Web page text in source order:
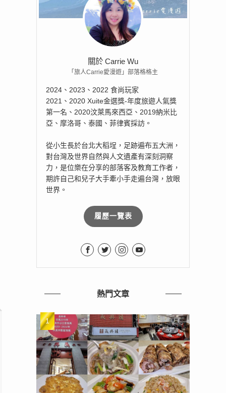
關於 Carrie Wu
「旅人Carrie愛漫遊」部落格格主
2024、2023、2022 食尚玩家
2021、2020 Xuite金選獎-年度旅遊人氣獎
第一名、2020汶萊馬來西亞、2019納米比
亞、摩洛哥、泰國、菲律賓採訪。
從小生長於台北大稻埕，足跡遍布五大洲，
對台灣及世界自然與人文遺產有深刻洞察
力，是位樂在分享的部落客及教育工作者，
期許自己和兒子大手牽小手走遍台灣，放眼
世界。
履歷一覽表
熱門文章